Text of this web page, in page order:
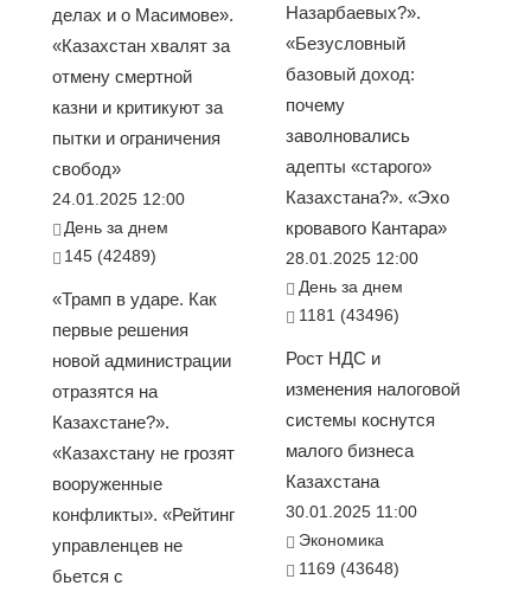
делах и о Масимове».
«Казахстан хвалят за
отмену смертной
казни и критикуют за
пытки и ограничения
свобод»
24.01.2025 12:00
День за днем
145 (42489)
«Трамп в ударе. Как
первые решения
новой администрации
отразятся на
Казахстане?».
«Казахстану не грозят
вооруженные
конфликты». «Рейтинг
управленцев не
бьется с
Назарбаевых?».
«Безусловный
базовый доход:
почему
заволновались
адепты «старого»
Казахстана?». «Эхо
кровавого Кантара»
28.01.2025 12:00
День за днем
1181 (43496)
Рост НДС и
изменения налоговой
системы коснутся
малого бизнеса
Казахстана
30.01.2025 11:00
Экономика
1169 (43648)